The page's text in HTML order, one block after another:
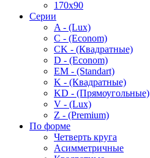
170x90
Серии
A - (Lux)
C - (Econom)
CK - (Квадратные)
D - (Econom)
EM - (Standart)
K - (Квадратные)
KD - (Прямоугольные)
V - (Lux)
Z - (Premium)
По форме
Четверть круга
Асимметричные